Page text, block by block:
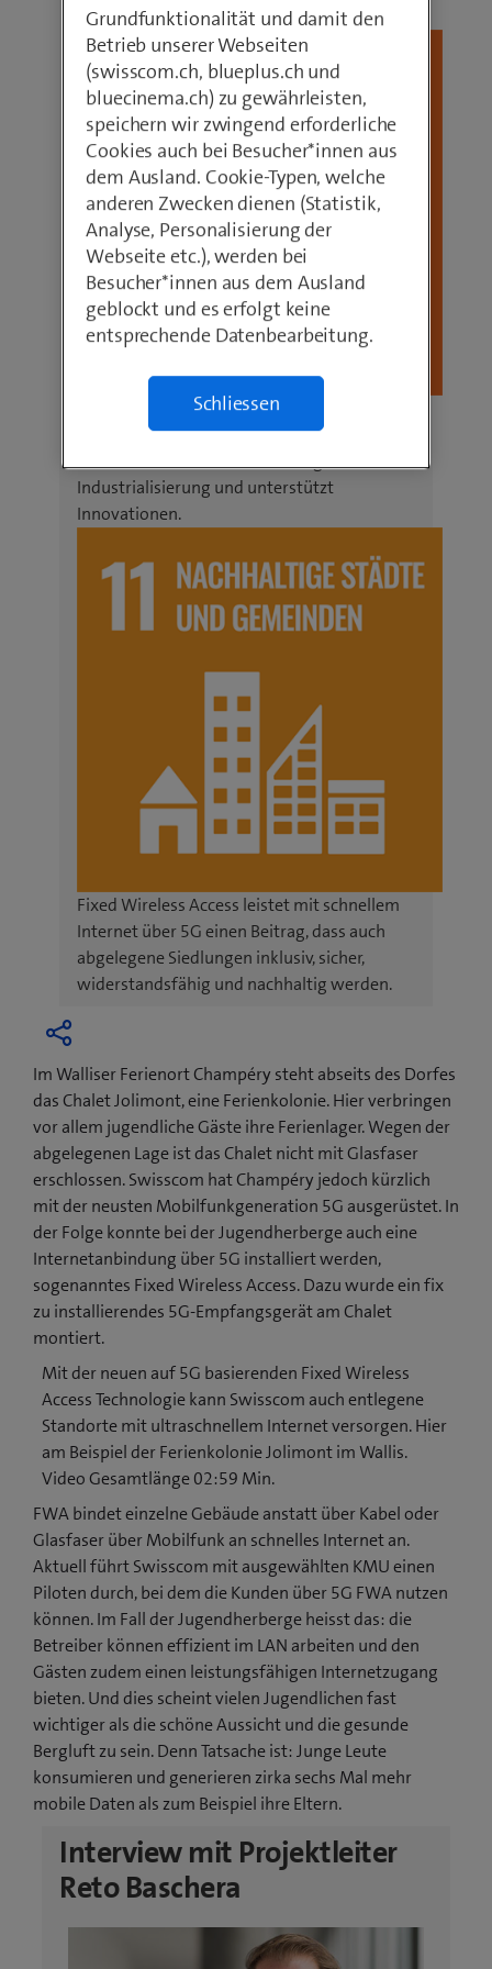
Vereinten Nationen:
Der Ausbau der Mobilfunkinfrastruktur mit
neuester Technologie fördert eine
Industrialisierung und unterstützt
Innovationen.
Fixed Wireless Access leistet mit schnellem
Internet über 5G einen Beitrag, dass auch
abgelegene Siedlungen inklusiv, sicher,
widerstandsfähig und nachhaltig werden.
Im Walliser Ferienort Champéry steht abseits des Dorfes
das Chalet Jolimont, eine Ferienkolonie. Hier verbringen
vor allem jugendliche Gäste ihre Ferienlager. Wegen der
abgelegenen Lage ist das Chalet nicht mit Glasfaser
erschlossen. Swisscom hat Champéry jedoch kürzlich
mit der neusten Mobilfunkgeneration 5G ausgerüstet. In
der Folge konnte bei der Jugendherberge auch eine
Internetanbindung über 5G installiert werden,
sogenanntes Fixed Wireless Access. Dazu wurde ein fix
zu installierendes 5G-Empfangsgerät am Chalet
montiert.
Mit der neuen auf 5G basierenden Fixed Wireless
Access Technologie kann Swisscom auch entlegene
Standorte mit ultraschnellem Internet versorgen. Hier
am Beispiel der Ferienkolonie Jolimont im Wallis.
Video Gesamtlänge 02:59 Min.
FWA bindet einzelne Gebäude anstatt über Kabel oder
Glasfaser über Mobilfunk an schnelles Internet an.
Aktuell führt Swisscom mit ausgewählten KMU einen
Piloten durch, bei dem die Kunden über 5G FWA nutzen
können. Im Fall der Jugendherberge heisst das: die
Betreiber können effizient im LAN arbeiten und den
Gästen zudem einen leistungsfähigen Internetzugang
bieten. Und dies scheint vielen Jugendlichen fast
wichtiger als die schöne Aussicht und die gesunde
Bergluft zu sein. Denn Tatsache ist: Junge Leute
konsumieren und generieren zirka sechs Mal mehr
mobile Daten als zum Beispiel ihre Eltern.
Interview mit Projektleiter
Reto Baschera
Grundfunktionalität und damit den
Betrieb unserer Webseiten
(swisscom.ch, blueplus.ch und
bluecinema.ch) zu gewährleisten,
speichern wir zwingend erforderliche
Cookies auch bei Besucher*innen aus
dem Ausland. Cookie-Typen, welche
anderen Zwecken dienen (Statistik,
Analyse, Personalisierung der
Webseite etc.), werden bei
Besucher*innen aus dem Ausland
geblockt und es erfolgt keine
entsprechende Datenbearbeitung.
Schliessen